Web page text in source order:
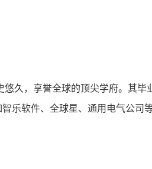
久，享誉全球的顶尖学府。其
乐软件、全球星、通用电气公司等